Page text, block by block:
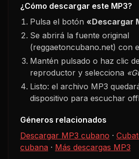
¿Cómo descargar este MP3?
Pulsa el botón «Descargar
Se abrirá la fuente original
(reggaetoncubano.net) con
Mantén pulsado o haz clic
reproductor y selecciona
Listo: el archivo MP3
dispositivo para escuchar
Géneros relacionados
Descargar MP3 cubano ·
cubana · Más descargas MP3